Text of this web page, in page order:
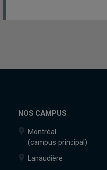
NOS CAMPUS
Montréal
(campus principal)
Lanaudière